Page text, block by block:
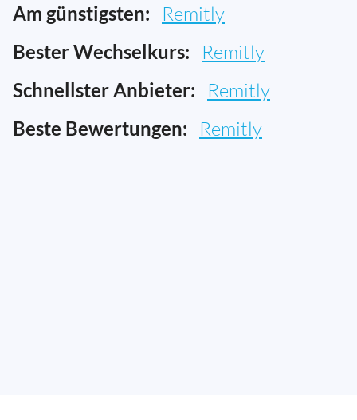
Am günstigsten: Remitly
Bester Wechselkurs: Remitly
Schnellster Anbieter: Remitly
Beste Bewertungen: Remitly